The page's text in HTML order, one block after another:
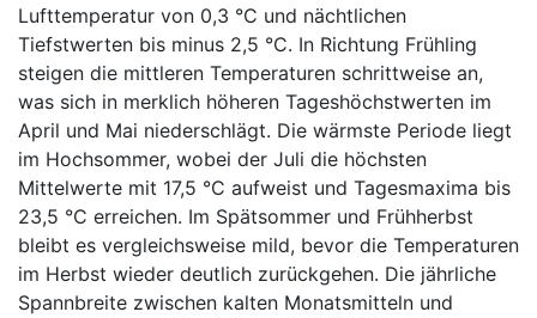
Lufttemperatur von 0,3 °C und nächtlichen
Tiefstwerten bis minus 2,5 °C. In Richtung Frühling
steigen die mittleren Temperaturen schrittweise an,
was sich in merklich höheren Tageshöchstwerten im
April und Mai niederschlägt. Die wärmste Periode liegt
im Hochsommer, wobei der Juli die höchsten
Mittelwerte mit 17,5 °C aufweist und Tagesmaxima bis
23,5 °C erreichen. Im Spätsommer und Frühherbst
bleibt es vergleichsweise mild, bevor die Temperaturen
im Herbst wieder deutlich zurückgehen. Die jährliche
Spannbreite zwischen kalten Monatsmitteln und